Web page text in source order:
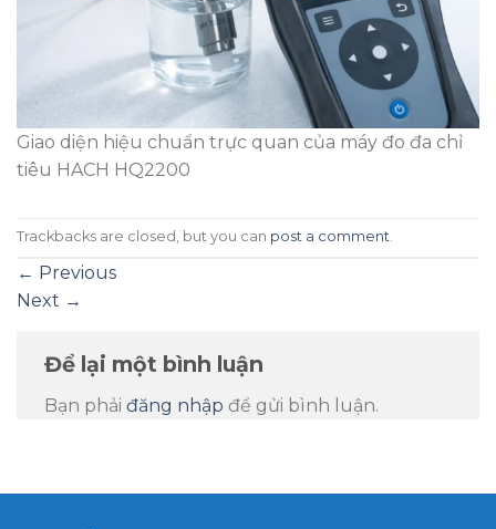
Giao diện hiệu chuẩn trực quan của máy đo đa chỉ
tiêu HACH HQ2200
Trackbacks are closed, but you can post a comment.
← Previous
Next →
Để lại một bình luận
Bạn phải đăng nhập để gửi bình luận.